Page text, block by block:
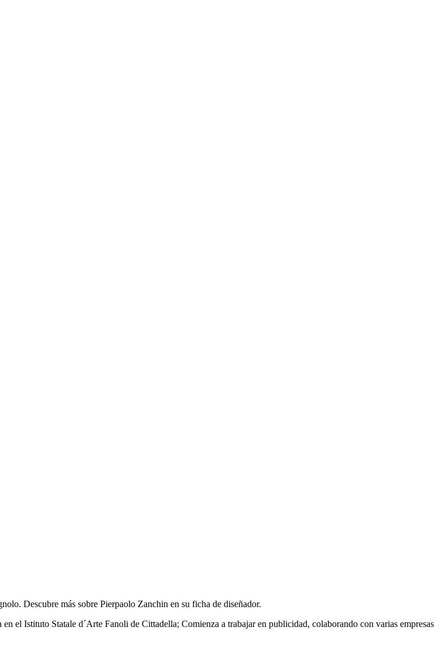
Descubre más sobre Pierpaolo Zanchin en su ficha de diseñador.
el Istituto Statale d´Arte Fanoli de Cittadella; Comienza a trabajar en publicidad, colaborando con varias empresas